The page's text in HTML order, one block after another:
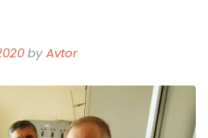
byAvtor